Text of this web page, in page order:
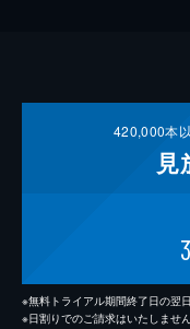
420,000本
見
※無料トライアル期間終了日の翌
※日割りでのご請求はいたしません